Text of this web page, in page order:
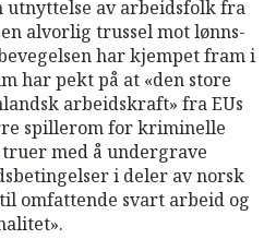
utnyttelse av arbeidsfolk fra
alvorlig trussel mot lønns-
har kjempet fram i
har pekt på at «den store
arbeidskraft» fra EUs
spillerom for kriminelle
med å undergrave
i deler av norsk
omfattende svart arbeid og